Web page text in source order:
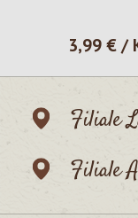
Regulärer
3,99 € /
Filiale
Filiale